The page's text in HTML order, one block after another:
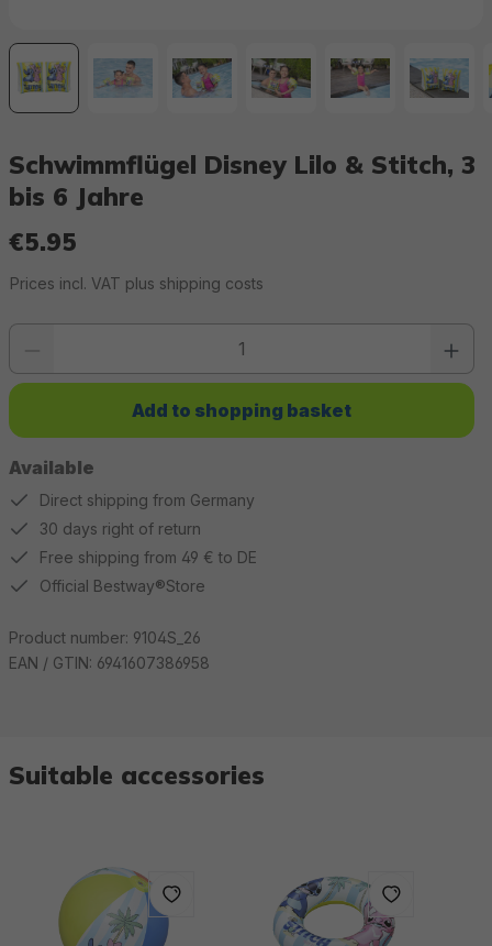
Schwimmflügel Disney Lilo & Stitch, 3
bis 6 Jahre
€5.95
Prices incl. VAT plus shipping costs
Available
Product quantity: Enter the desired value or use the buttons to increase or
Add to shopping basket
Direct shipping from Germany
30 days right of return
Free shipping from 49 € to DE
Official Bestway®Store
Product number: 9104S_26
EAN / GTIN: 6941607386958
Suitable accessories